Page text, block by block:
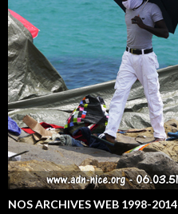
NOS ARCHIVES WEB 1998-2014